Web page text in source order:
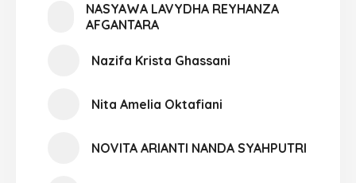
NASYAWA LAVYDHA REYHANZA
AFGANTARA
Nazifa Krista Ghassani
Nita Amelia Oktafiani
NOVITA ARIANTI NANDA SYAHPUTRI